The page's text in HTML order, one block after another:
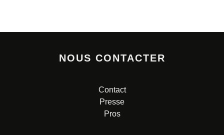
NOUS CONTACTER
Contact
Presse
Pros